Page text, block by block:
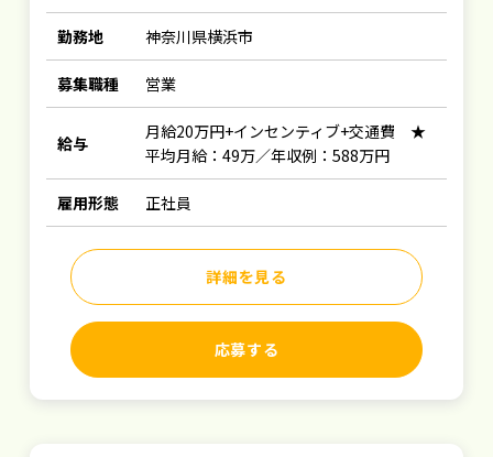
勤務地 神奈川県横浜市
募集職種 営業
給与
月給20万円+インセンティブ+交通費 ★
平均月給：49万／年収例：588万円
雇用形態 正社員
詳細を見る
応募する